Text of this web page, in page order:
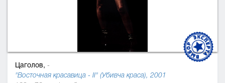
Цаголов, -
"Восточная красавица - II" (Убивча краса), 2001